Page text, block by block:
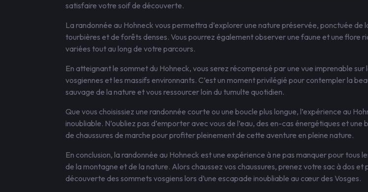
satisfaire votre soif de découverte.
La randonnée au Hohneck vous permettra d’explorer une nature préservée, ponctuée de
tourbières et de forêts denses. Vous pourrez également observer une faune et une flore
variées tout au long de votre parcours.
En atteignant le sommet du Hohneck, vous serez récompensé par une vue imprenable sur
vosgiennes et les massifs environnants. C’est un moment privilégié pour contempler la
sauvage de la nature et vous ressourcer loin du tumulte quotidien.
Que vous choisissiez une randonnée courte ou une boucle plus longue, l’expérience au
inoubliable. N’oubliez pas d’emporter avec vous de l’eau, des en-cas énergétiques et une
de chaussures de marche pour profiter pleinement de cette aventure en pleine nature.
En conclusion, la randonnée au Hohneck est une expérience à ne pas manquer pour tous
de la montagne et de la nature. Alors chaussez vos chaussures, prenez votre sac à dos et
découverte des sommets vosgiens lors d’une escapade inoubliable au cœur des Vosges.